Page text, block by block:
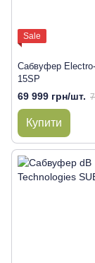
Sale
Сабвуфер
15SP
69 999 грн/шт.
Купити